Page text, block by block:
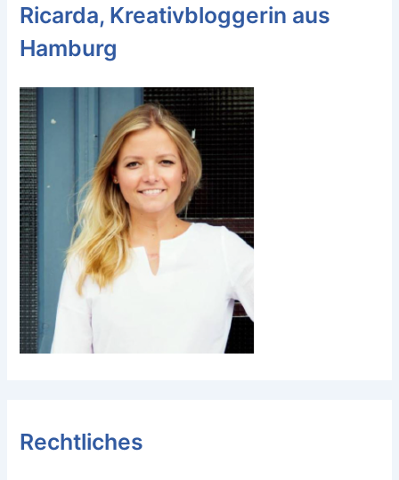
Ricarda, Kreativbloggerin aus
Hamburg
Rechtliches